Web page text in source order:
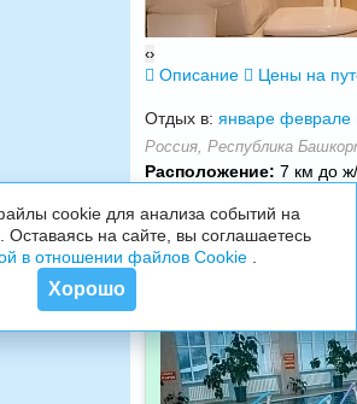
‹›
Описание Цены на
Отдых в: январе феврале
Россия, Республика
Расположение: 7 км до
cookie для анализа событий на
на сайте, вы соглашаетесь
в отношении файлов Cookie.
Хорошо